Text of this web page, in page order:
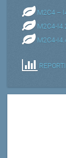
M2C4 –
M2C4-
M2C4-